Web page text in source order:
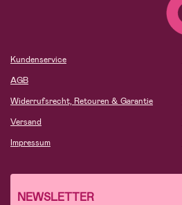
Kundenservice
AGB
Widerrufsrecht, Retouren & Garantie
Versand
Impressum
NEWSLETTER